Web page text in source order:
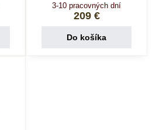
3-10 pracovných dní
209 €
Do košíka